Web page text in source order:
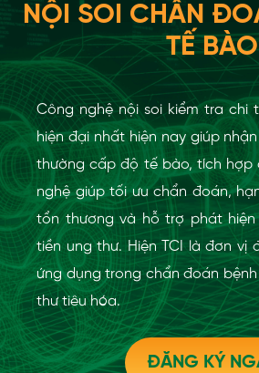
NỘI SOI CHẨN
TẾ BÀO
Công nghệ nội soi kiểm tra chi
hiện đại nhất hiện nay giúp
thường cấp độ tế bào, tích hợp
nghệ giúp tối ưu chẩn đoán,
tổn thương và hỗ trợ phát
tiền ung thư. Hiện TCI là đơn vị
ứng dụng trong chẩn đoán
thư tiêu hóa.
ĐĂNG KÝ